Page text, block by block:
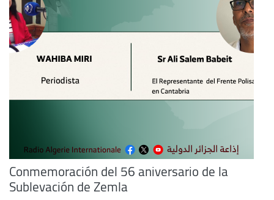
Conmemoración del 56 aniversario de la
Sublevación de Zemla